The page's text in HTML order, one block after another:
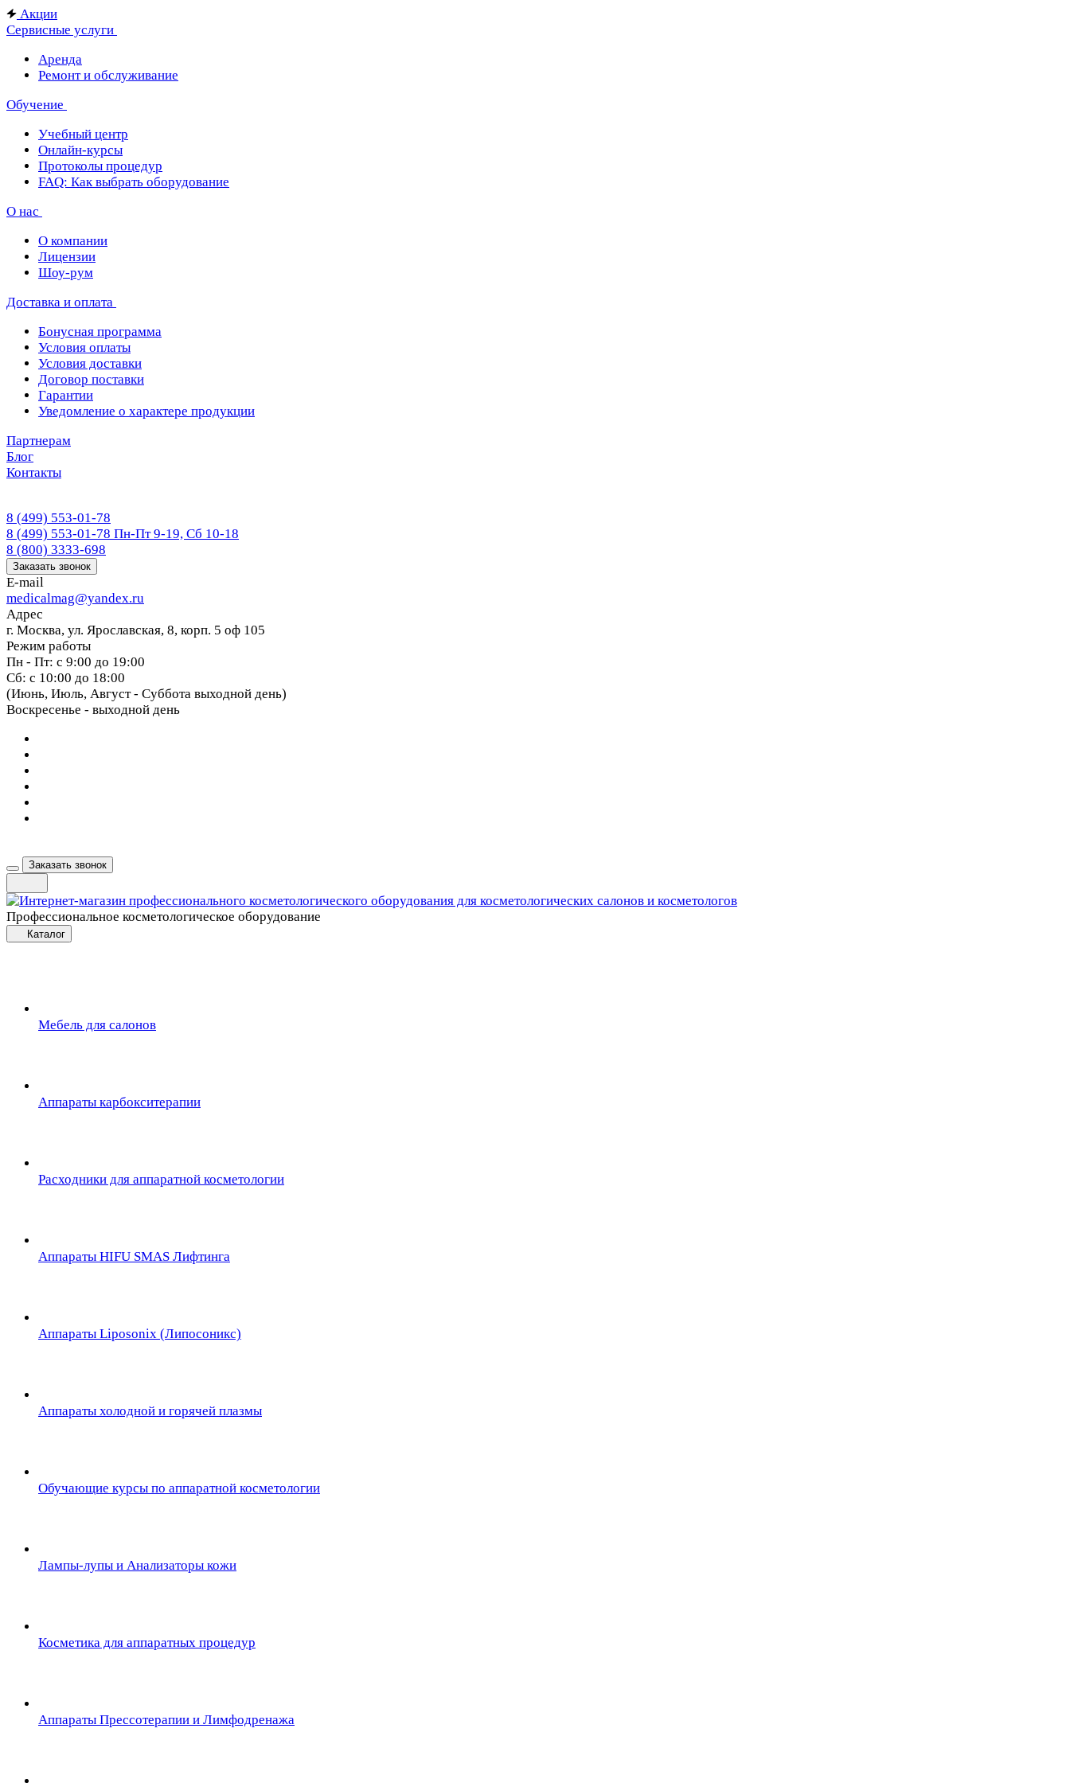
Акции
Сервисные услуги
Аренда
Ремонт и обслуживание
Обучение
Учебный центр
Онлайн-курсы
Протоколы процедур
FAQ: Как выбрать оборудование
О нас
О компании
Лицензии
Шоу-рум
Доставка и оплата
Бонусная программа
Условия оплаты
Условия доставки
Договор поставки
Гарантии
Уведомление о характере продукции
Партнерам
Блог
Контакты
8 (499) 553-01-78
8 (499) 553-01-78 Пн-Пт 9-19, Сб 10-18
8 (800) 3333-698
Заказать звонок
E-mail
medicalmag@yandex.ru
Адрес
г. Москва, ул. Ярославская, 8, корп. 5 оф 105
Режим работы
Пн - Пт: с 9:00 до 19:00
Сб: с 10:00 до 18:00
(Июнь, Июль, Август - Суббота выходной день)
Воскресенье - выходной день
Заказать звонок
Профессиональное косметологическое оборудование
Каталог
Мебель для салонов
Аппараты карбокситерапии
Расходники для аппаратной косметологии
Аппараты HIFU SMAS Лифтинга
Аппараты Liposonix (Липосоникс)
Аппараты холодной и горячей плазмы
Обучающие курсы по аппаратной косметологии
Лампы-лупы и Анализаторы кожи
Косметика для аппаратных процедур
Аппараты Прессотерапии и Лимфодренажа